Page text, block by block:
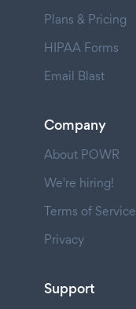
Plans & Pricing
HIPAA Forms
Email Blast
Company
About POWR
We're hiring!
Terms of Service
Privacy
Support